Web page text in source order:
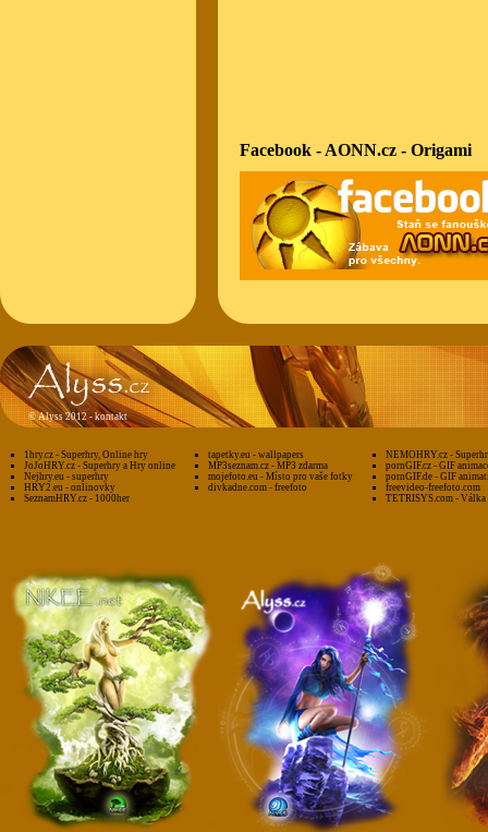
Facebook - AONN.cz - Origami
©Alyss 2012 - kontakt
1hry.cz - Superhry, Online hry
JoJoHRY.cz - Superhry a Hry online
Nejhry.eu - superhry
HRY2.eu - onlinovky
SeznamHRY.cz - 1000her
tapetky.eu - wallpapers
MP3seznam.cz - MP3 zdarma
mojefoto.eu - Místo pro vaše fotky
divkadne.com - freefoto
NEMOHRY.cz -
pornGIF.cz - GIF
pornGIF.de - GIF
freevideo-freefoto.com
TETRISYS.com - Válka